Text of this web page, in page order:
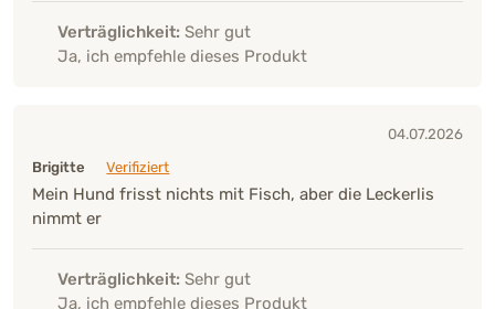
Verträglichkeit: Sehr gut
Ja, ich empfehle dieses Produkt
04.07.2026
Brigitte
Verifiziert
Mein Hund frisst nichts mit Fisch, aber die Leckerlis
nimmt er
Verträglichkeit: Sehr gut
Ja, ich empfehle dieses Produkt